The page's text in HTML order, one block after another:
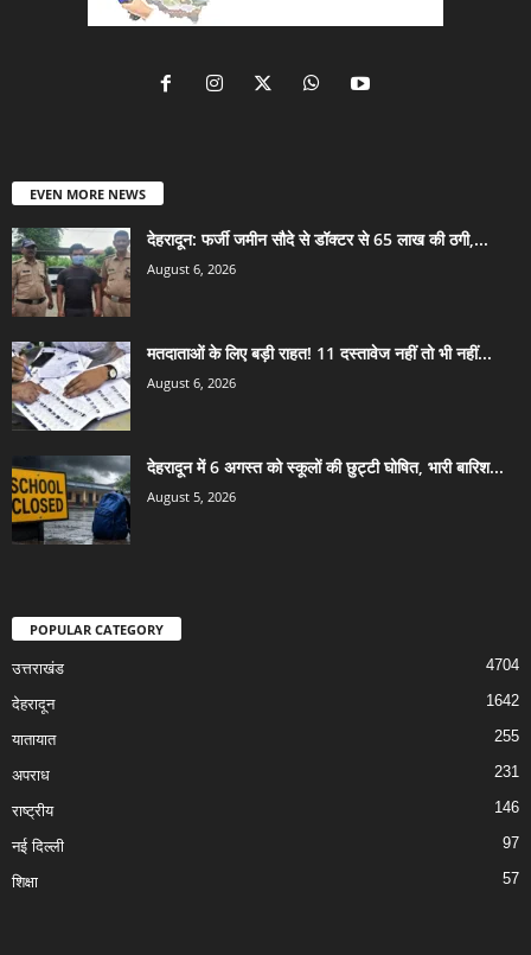
EVEN MORE NEWS
देहरादून: फर्जी जमीन सौदे से डॉक्टर से 65 लाख की ठगी,...
August 6, 2026
मतदाताओं के लिए बड़ी राहत! 11 दस्तावेज नहीं तो भी नहीं...
August 6, 2026
देहरादून में 6 अगस्त को स्कूलों की छुट्टी घोषित, भारी बारिश...
August 5, 2026
POPULAR CATEGORY
उत्तराखंड 4704
देहरादून 1642
यातायात 255
अपराध 231
राष्ट्रीय 146
नई दिल्ली 97
शिक्षा 57